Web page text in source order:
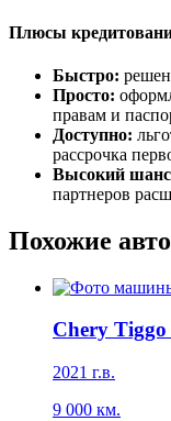
Плюсы
Быстро:
Просто:
правам и
Доступно:
рассрочка
Высокий шанс
партнеров
Похожие
Chery
2021 г.в.
9 000 км.